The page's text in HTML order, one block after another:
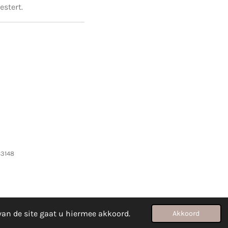
de site gaat u hiermee akkoord. Akkoord